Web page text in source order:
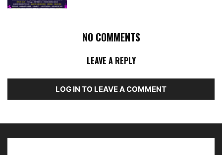
NO COMMENTS
LEAVE A REPLY
LOG IN TO LEAVE A COMMENT